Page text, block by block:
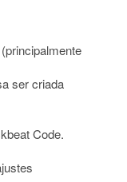
ser criada
Code.